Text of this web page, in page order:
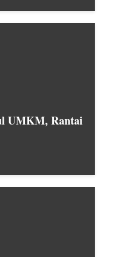
UMKM, Rantai